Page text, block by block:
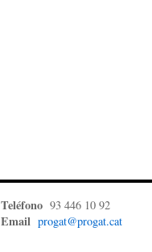
Teléfono 93 446 10 92
Email progat@progat.cat